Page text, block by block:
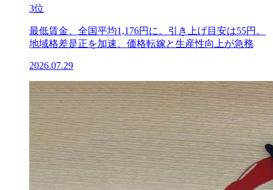
3位
最低賃金、全国平均1,176円に。引き上げ目安は55円。
地域格差是正を加速、価格転嫁と生産性向上が急務
2026.07.29